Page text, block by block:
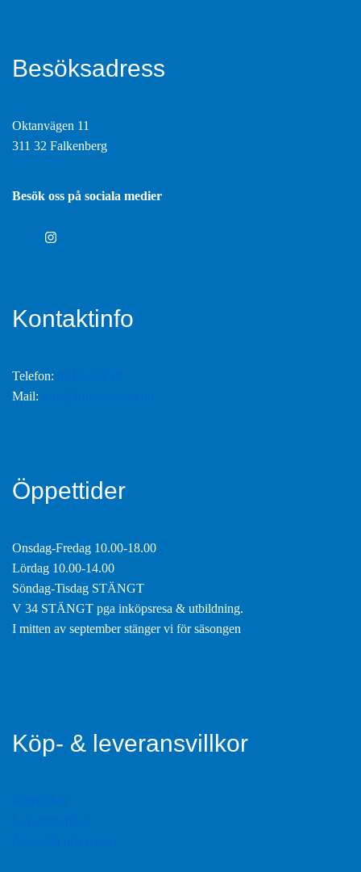
Besöksadress
Oktanvägen 11
311 32 Falkenberg
Besök oss på sociala medier
Kontaktinfo
Telefon:
Mail:
Öppettider
Onsdag-Fredag 10.00-18.00
Lördag 10.00-14.00
Söndag-Tisdag STÄNGT
V 34 STÄNGT pga inköpsresa & utbildning.
I mitten av september stänger vi för säsongen
Köp- & leveransvillkor